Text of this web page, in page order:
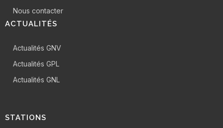
Nous contacter
ACTUALITÉS
Actualités GNV
Actualités GPL
Actualités GNL
STATIONS